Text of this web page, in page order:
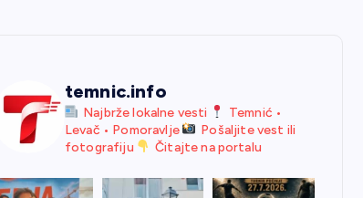
temnic.info
Najbrže lokalne vesti
Temnić •
Levač • Pomoravlje
Pošaljite vest ili
fotografiju
Čitajte na portalu